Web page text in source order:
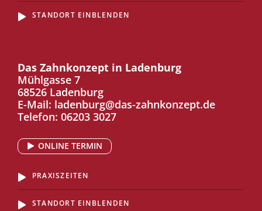
STANDORT EINBLENDEN
Das Zahnkonzept in Ladenburg
Mühlgasse 7
68526 Ladenburg
E-Mail: ladenburg@das-zahnkonzept.de
Telefon: 06203 3027
ONLINE TERMIN
PRAXISZEITEN
STANDORT EINBLENDEN